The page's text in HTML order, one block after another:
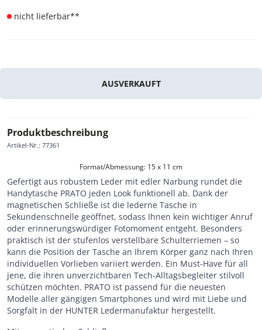
nicht lieferbar**
AUSVERKAUFT
Produktbeschreibung
Artikel-Nr.: 77361
Format/Abmessung: 15 x 11 cm
Gefertigt aus robustem Leder mit edler Narbung rundet die
Handytasche PRATO jeden Look funktionell ab. Dank der
magnetischen Schließe ist die lederne Tasche in
Sekundenschnelle geöffnet, sodass Ihnen kein wichtiger Anruf
oder erinnerungswürdiger Fotomoment entgeht. Besonders
praktisch ist der stufenlos verstellbare Schulterriemen – so
kann die Position der Tasche an Ihrem Körper ganz nach Ihren
individuellen Vorlieben variiert werden. Ein Must-Have für all
jene, die ihren unverzichtbaren Tech-Alltagsbegleiter stilvoll
schützen möchten. PRATO ist passend für die neuesten
Modelle aller gängigen Smartphones und wird mit Liebe und
Sorgfalt in der HUNTER Ledermanufaktur hergestellt.